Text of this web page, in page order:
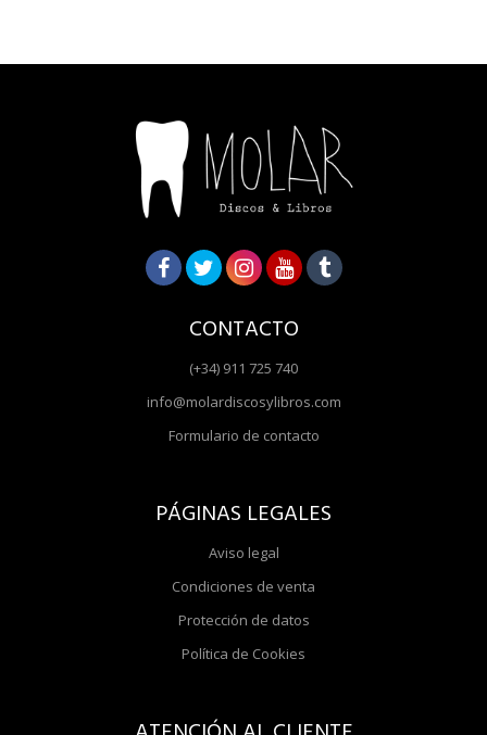
CONTACTO
(+34) 911 725 740
info@molardiscosylibros.com
Formulario de contacto
PÁGINAS LEGALES
Aviso legal
Condiciones de venta
Protección de datos
Política de Cookies